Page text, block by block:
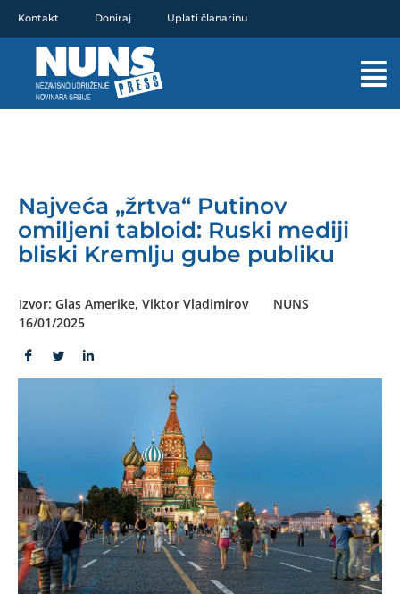
sadržaj
Kontakt Doniraj Uplati članarinu
Najveća „žrtva“ Putinov
omiljeni tabloid: Ruski mediji
bliski Kremlju gube publiku
Izvor: Glas Amerike, Viktor Vladimirov
NUNS
16/01/2025